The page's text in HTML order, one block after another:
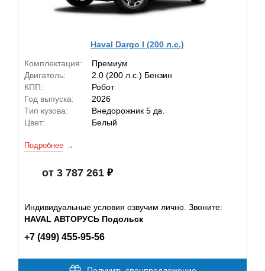
Haval Dargo I (200 л.с.)
Комплектация:
Премиум
Двигатель:
2.0 (200 л.с.) Бензин
КПП:
Робот
Год выпуска:
2026
Тип кузова:
Внедорожник 5 дв.
Цвет:
Белый
Подробнее
от 3 787 261
Индивидуальные условия озвучим лично. Звоните:
HAVAL АВТОРУСЬ Подольск
+7 (499) 455-95-56